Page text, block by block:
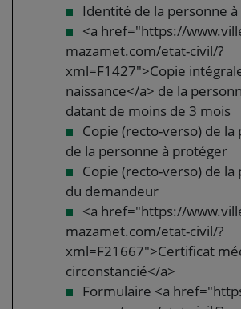
Identité de la personne
<a href="https://
mazamet.com/etat-civil/?
xml=F1427">Copie
naissance</a> de la
datant de moins de 3 mois
Copie (recto-verso) de
de la personne à protéger
Copie (recto-verso) de
du demandeur
<a href="https://
mazamet.com/etat-civil/?
xml=F21667">Certificat
circonstancié</a>
Formulaire <a